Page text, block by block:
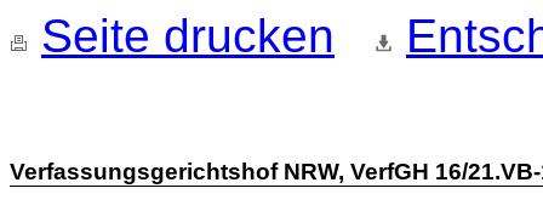
Seite drucken
Verfassungsgerichtshof NRW, VerfGH 16/